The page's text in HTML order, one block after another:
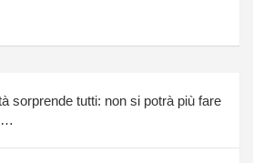
sorprende tutti: non si potrà più fare